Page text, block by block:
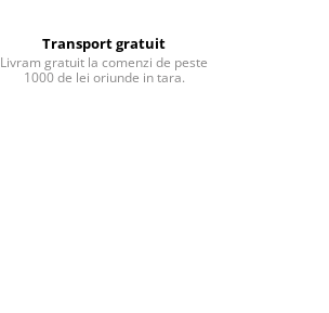
Transport gratuit
Livram gratuit la comenzi de peste
1000 de lei oriunde in tara.